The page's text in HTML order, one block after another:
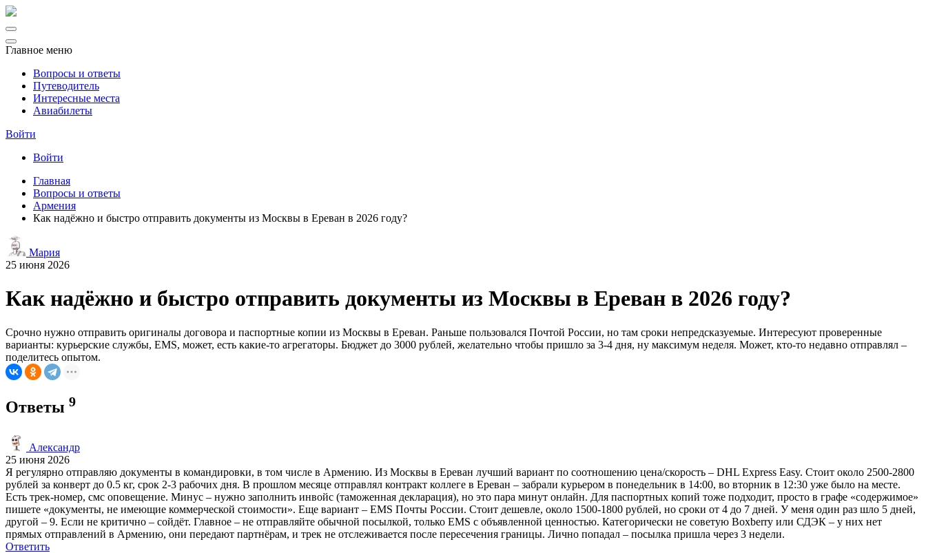
Главное меню
Вопросы и ответы
Путеводитель
Интересные места
Авиабилеты
Войти
Войти
Главная
Вопросы и ответы
Армения
Как надёжно и быстро отправить документы из Москвы в Ереван в 2026 году?
Мария
25 июня 2026
Как надёжно и быстро отправить документы из Москвы в Ереван в 2026 году?
Срочно нужно отправить оригиналы договора и паспортные копии из Москвы в Ереван. Раньше пользовался Почтой России, но там сроки непредсказуемые. Интересуют проверенные
варианты: курьерские службы, EMS, может, есть какие-то агрегаторы. Бюджет до 3000 рублей, желательно чтобы пришло за 3-4 дня, ну максимум неделя. Может, кто-то недавно отправлял –
поделитесь опытом.
Ответы 9
Александр
25 июня 2026
Я регулярно отправляю документы в командировки, в том числе в Армению. Из Москвы в Ереван лучший вариант по соотношению цена/скорость – DHL Express Easy. Стоит около 2500-2800
рублей за конверт до 0.5 кг, срок 2-3 рабочих дня. В прошлом месяце отправлял контракт коллеге в Ереван – забрали курьером в понедельник в 14:00, во вторник в 12:30 уже было на месте.
Есть трек-номер, смс оповещение. Минус – нужно заполнить инвойс (таможенная декларация), но это пара минут онлайн. Для паспортных копий тоже подходит, просто в графе «содержимое»
пишете «документы, не имеющие коммерческой стоимости». Еще вариант – EMS Почты России. Стоит дешевле, около 1500-1800 рублей, но сроки от 4 до 7 дней. У меня один раз шло 5 дней,
другой – 9. Если не критично – сойдёт. Главное – не отправляйте обычной посылкой, только EMS с объявленной ценностью. Категорически не советую Boxberry или СДЭК – у них нет
прямых отправлений в Армению, они передают партнёрам, и трек не отслеживается после пересечения границы. Лично попадал – посылка пришла через 3 недели.
Ответить